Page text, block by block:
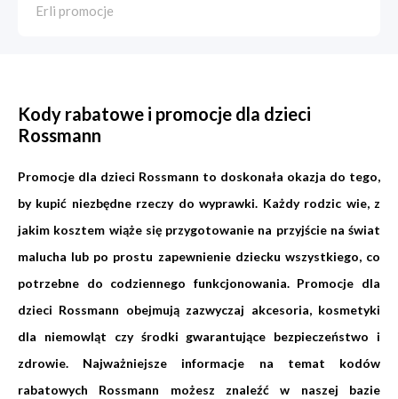
Erli promocje
Kody rabatowe i promocje dla dzieci
Rossmann
Promocje dla dzieci Rossmann to doskonała okazja do tego,
by kupić niezbędne rzeczy do wyprawki. Każdy rodzic wie, z
jakim kosztem wiąże się przygotowanie na przyjście na świat
malucha lub po prostu zapewnienie dziecku wszystkiego, co
potrzebne do codziennego funkcjonowania. Promocje dla
dzieci Rossmann obejmują zazwyczaj akcesoria, kosmetyki
dla niemowląt czy środki gwarantujące bezpieczeństwo i
zdrowie. Najważniejsze informacje na temat kodów
rabatowych Rossmann możesz znaleźć w naszej bazie